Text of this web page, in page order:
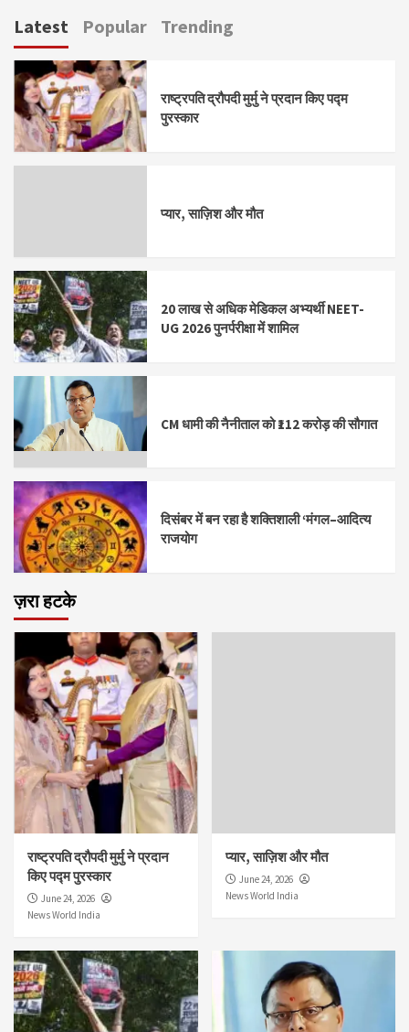
Latest Popular Trending
राष्ट्रपति द्रौपदी मुर्मु ने प्रदान किए पद्म
पुरस्कार
प्यार, साज़िश और मौत
20 लाख से अधिक मेडिकल अभ्यर्थी NEET-
UG 2026 पुनर्परीक्षा में शामिल
CM धामी की नैनीताल को ₹112 करोड़ की सौगात
दिसंबर में बन रहा है शक्तिशाली ‘मंगल–आदित्य
राजयोग
ज़रा हटके
राष्ट्रपति द्रौपदी मुर्मु ने प्रदान
किए पद्म पुरस्कार
June 24, 2026
News World India
प्यार, साज़िश और मौत
June 24, 2026
News World India